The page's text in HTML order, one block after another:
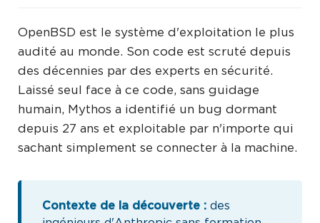
OpenBSD est le système d'exploitation le plus
audité au monde. Son code est scruté depuis
des décennies par des experts en sécurité.
Laissé seul face à ce code, sans guidage
humain, Mythos a identifié un bug dormant
depuis 27 ans et exploitable par n'importe qui
sachant simplement se connecter à la machine.
Contexte de la découverte :des